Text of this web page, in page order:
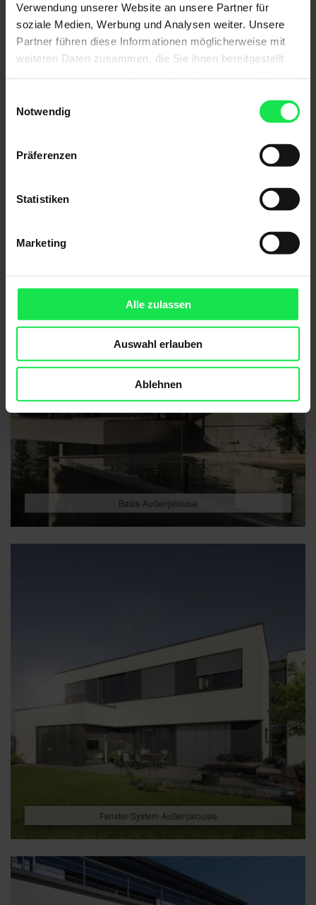
Verwendung unserer Website an unsere Partner für
soziale Medien, Werbung und Analysen weiter. Unsere
Partner führen diese Informationen möglicherweise mit
weiteren Daten zusammen, die Sie ihnen bereitgestellt
Notwendig
Präferenzen
Statistiken
Marketing
Alle zulassen
Auswahl erlauben
Ablehnen
Basis-Außenjalousie
Fenster-System-Außenjalousie